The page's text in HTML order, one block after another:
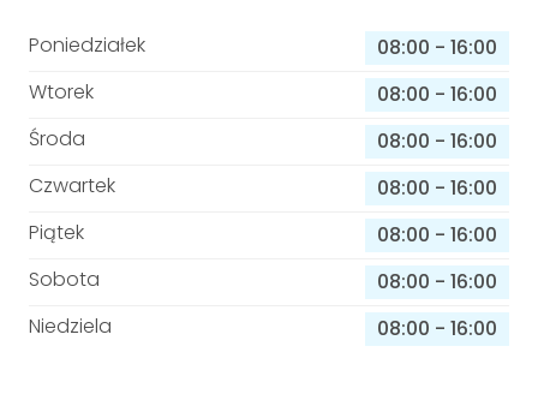
Poniedziałek 08:00 - 16:00
Wtorek
08:00 - 16:00
Środa
08:00 - 16:00
Czwartek
08:00 - 16:00
Piątek
08:00 - 16:00
Sobota
08:00 - 16:00
Niedziela
08:00 - 16:00